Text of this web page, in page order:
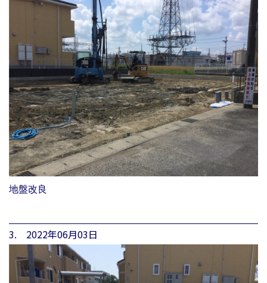
地盤改良
3. 2022年06月03日